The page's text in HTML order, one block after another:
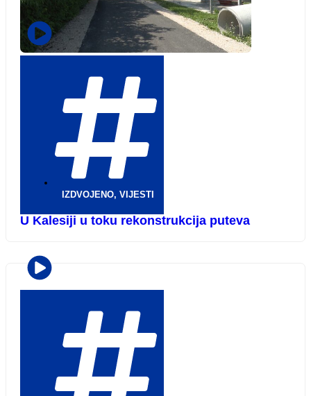
IZDVOJENO, VIJESTI
U Kalesiji u toku rekonstrukcija puteva